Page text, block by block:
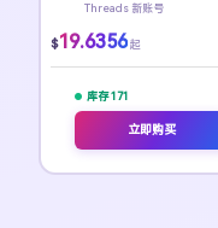
Threads 新账号
$19.6356 起
库存 171
立即购买